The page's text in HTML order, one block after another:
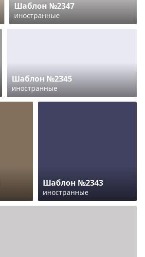
Шаблон №2347
иностранные
Шаблон №2345
иностранные
Шаблон №2343
иностранные